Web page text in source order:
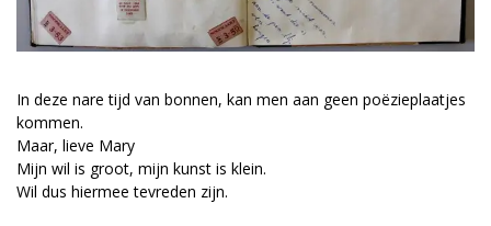
In deze nare tijd van bonnen, kan men aan geen poëzieplaatjes
kommen.
Maar, lieve Mary
Mijn wil is groot, mijn kunst is klein.
Wil dus hiermee tevreden zijn.